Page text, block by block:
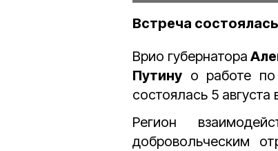
Встреча
Врио губернатора
Путину о работе по
состоялась 5 августа
Регион
добровольческим